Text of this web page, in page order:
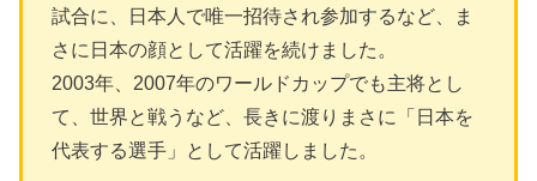
試合に、日本人で唯一招待され参加するなど、ま
さに日本の顔として活躍を続けました。
2003年、2007年のワールドカップでも主将とし
て、世界と戦うなど、長きに渡りまさに「日本を
代表する選手」として活躍しました。